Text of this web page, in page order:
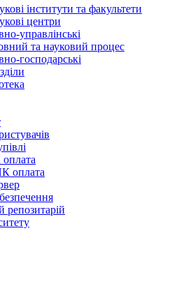
інститути та факультети
центри
управлінські
та науковий процес
господарські
оплата
репозитарій